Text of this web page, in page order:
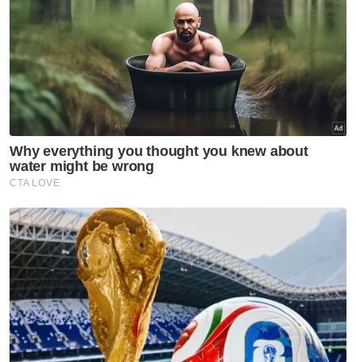
Transparency International.
Ketiga, mengukuhkan agenda Integriti Rentas
Politik Kepartian. Situasi politik dan pandemik
telah membawa kepada perubahan baru
dalam hubungan politik kepartian dengan
pelaksanaan MOU Transformasi dan
Kestabilan Politik yang melibatkan parti-parti
politik di Malaysia. Perkara ini juga telah
mencipta peluang baharu membina
kematangan politik kepartian dan
memulihkan imej negatif wakil rakyat dari
kaca mata rakyat. Saranan pelaksanaan Akta
Pendanaan Politik dan mengembalikan
semula Akta Perkhidmatan Parlimen dilihat
sebagai aspek utama agenda pengukuhan
integriti bersifat rentas parti politik.